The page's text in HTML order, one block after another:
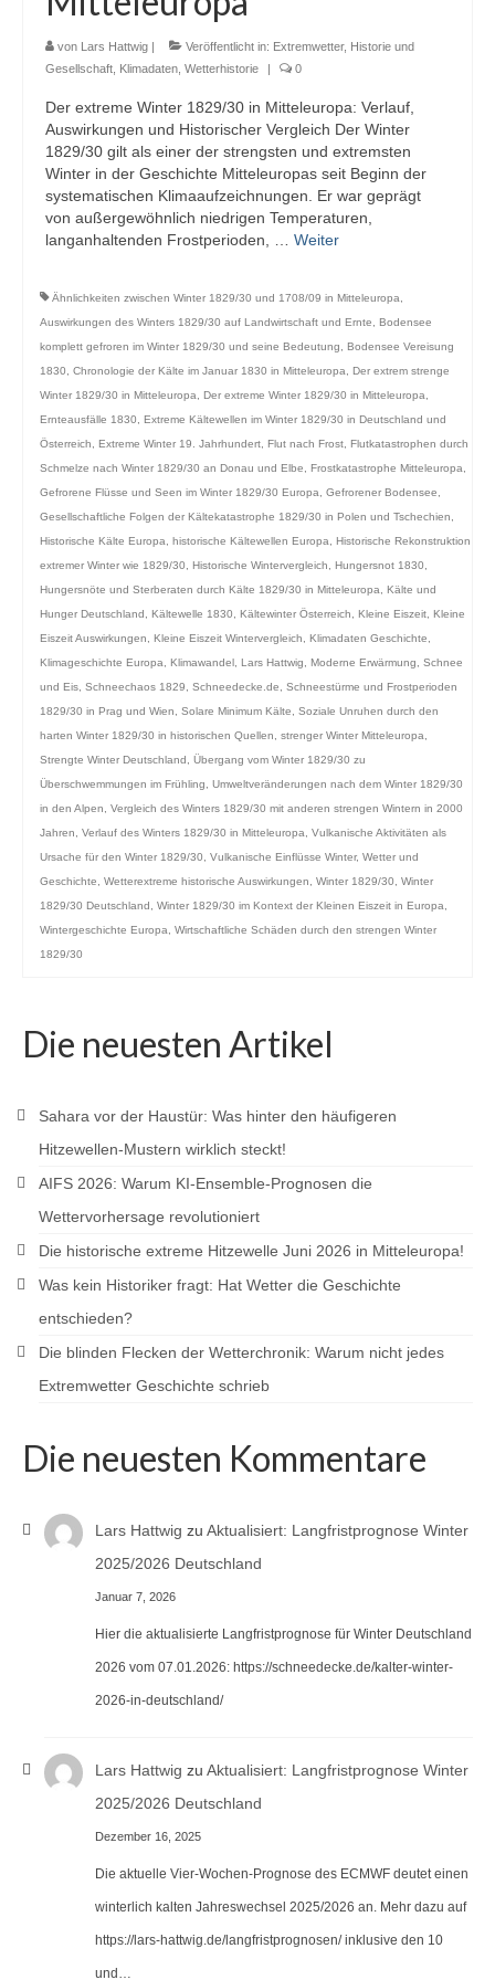
Webcams
Wintersport
Winterdienst
Glossar
Datenschutz
Impressum
von Lars Hattwig | Veröffentlicht in: Extremwetter, Historie und
Gesellschaft Klimadaten Wetterhistorie | 0
Der extreme Winter 1829/30 in Mitteleuropa: Verlauf,
Auswirkungen und Historischer Vergleich Der Winter
1829/30 gilt als einer der strengsten und extremsten
Winter in der Geschichte Mitteleuropas seit Beginn der
systematischen Klimaaufzeichnungen. Er war geprägt
von außergewöhnlich niedrigen Temperaturen,
langanhaltenden Frostperioden, … Weiter
Ähnlichkeiten zwischen Winter 1829/30 und 1708/09 in Mitteleuropa
Auswirkungen des Winters 1829/30 auf Landwirtschaft und Ernte
Bodensee
komplett gefroren im Winter 1829/30 und seine Bedeutung
Bodensee Vereisung
1830
Chronologie der Kälte im Januar 1830 in Mitteleuropa
Der extrem strenge
Winter 1829/30 in Mitteleuropa
Der extreme Winter 1829/30 in Mitteleuropa
Ernteausfälle 1830
Extreme Kältewellen im Winter 1829/30 in Deutschland und
Österreich
Extreme Winter 19. Jahrhundert Flut nach Frost Flutkatastrophen durch
Schmelze nach Winter 1829/30 an Donau und Elbe
Frostkatastrophe Mitteleuropa
Gefrorene Flüsse und Seen im Winter 1829/30 Europa
Gefrorener Bodensee
Gesellschaftliche Folgen der Kältekatastrophe 1829/30 in Polen und Tschechien
Historische Kälte Europa
historische Kältewellen Europa
Historische Rekonstruktion
extremer Winter wie 1829/30
Historische Wintervergleich Hungersnot 1830
Hungersnöte und Sterberaten durch Kälte 1829/30 in Mitteleuropa
Kälte und
Hunger Deutschland
Kältewelle 1830 Kältewinter Österreich Kleine Eiszeit Kleine
Eiszeit Auswirkungen
Kleine Eiszeit Wintervergleich Klimadaten Geschichte
Klimageschichte Europa
Klimawandel Lars Hattwig Moderne Erwärmung
Schnee
und Eis Schneechaos 1829 Schneedecke.de
Schneestürme und Frostperioden
1829/30 in Prag und Wien
Solare Minimum Kälte
Soziale Unruhen durch den
harten Winter 1829/30 in historischen Quellen
strenger Winter Mitteleuropa
Strengte Winter Deutschland
Übergang vom Winter 1829/30 zu
Überschwemmungen im Frühling
Umweltveränderungen nach dem Winter 1829/30
in den Alpen
Vergleich des Winters 1829/30 mit anderen strengen Wintern in 2000
Jahren
Verlauf des Winters 1829/30 in Mitteleuropa
Vulkanische Aktivitäten als
Ursache für den Winter 1829/30
Vulkanische Einflüsse Winter, Wetter und
Geschichte
Wetterextreme historische Auswirkungen Winter 1829/30
Winter
1829/30 Deutschland
Winter 1829/30 im Kontext der Kleinen Eiszeit in Europa
Wintergeschichte Europa
Wirtschaftliche Schäden durch den strengen Winter
1829/30
Die neuesten Artikel
Sahara vor der Haustür: Was hinter den häufigeren
Hitzewellen-Mustern wirklich steckt!
AIFS 2026: Warum KI-Ensemble-Prognosen die
Wettervorhersage revolutioniert
Die historische extreme Hitzewelle Juni 2026 in Mitteleuropa!
Was kein Historiker fragt: Hat Wetter die Geschichte
entschieden?
Die blinden Flecken der Wetterchronik: Warum nicht jedes
Extremwetter Geschichte schrieb
Die neuesten Kommentare
Lars Hattwig zu Aktualisiert: Langfristprognose Winter
2025/2026 Deutschland
Januar 7, 2026
Hier die aktualisierte Langfristprognose für Winter Deutschland
2026 vom 07.01.2026: https://schneedecke.de/kalter-winter-
2026-in-deutschland/
Lars Hattwig zu Aktualisiert: Langfristprognose Winter
2025/2026 Deutschland
Dezember 16, 2025
Die aktuelle Vier-Wochen-Prognose des ECMWF deutet einen
winterlich kalten Jahreswechsel 2025/2026 an. Mehr dazu auf
https://lars-hattwig.de/langfristprognosen/ inklusive den 10
und…